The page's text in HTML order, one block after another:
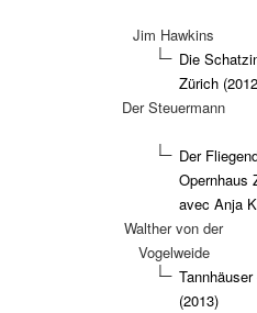
Jim Hawkins
Die
Zürich
Der Steuermann
Der
Opernhaus
avec Anja
Walther von der
Vogelweide
(2013)